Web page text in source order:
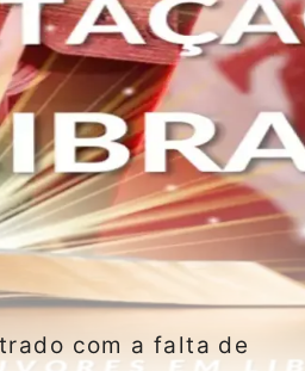
com a falta de